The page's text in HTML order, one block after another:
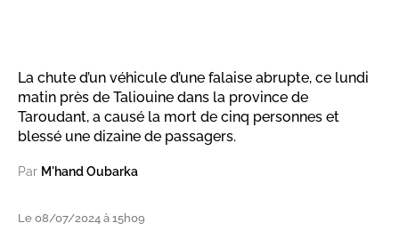
La chute d’un véhicule d’une falaise abrupte, ce lundi
matin près de Taliouine dans la province de
Taroudant, a causé la mort de cinq personnes et
blessé une dizaine de passagers.
Par M'hand Oubarka
Le 08/07/2024 à 15h09